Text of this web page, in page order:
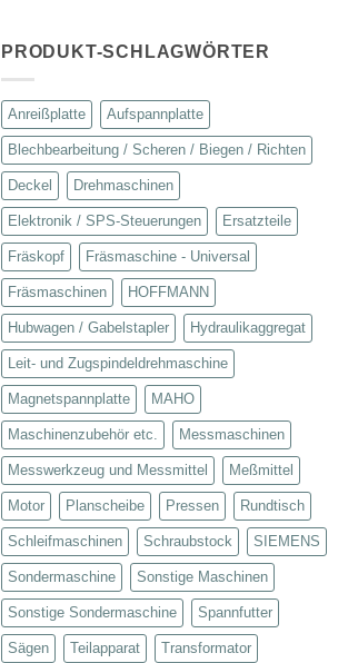
PRODUKT-SCHLAGWÖRTER
Anreißplatte Aufspannplatte
Blechbearbeitung / Scheren / Biegen / Richten
Deckel Drehmaschinen
Elektronik / SPS-Steuerungen Ersatzteile
Fräskopf Fräsmaschine - Universal
Fräsmaschinen HOFFMANN
Hubwagen / Gabelstapler Hydraulikaggregat
Leit- und Zugspindeldrehmaschine
Magnetspannplatte MAHO
Maschinenzubehör etc. Messmaschinen
Messwerkzeug und Messmittel Meßmittel
Motor Planscheibe Pressen Rundtisch
Schleifmaschinen Schraubstock SIEMENS
Sondermaschine Sonstige Maschinen
Sonstige Sondermaschine Spannfutter
Sägen Teilapparat Transformator